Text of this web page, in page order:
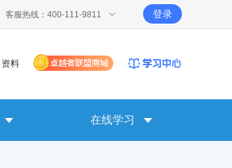
客服热线：400-111-9811 登录
资料
在线学习